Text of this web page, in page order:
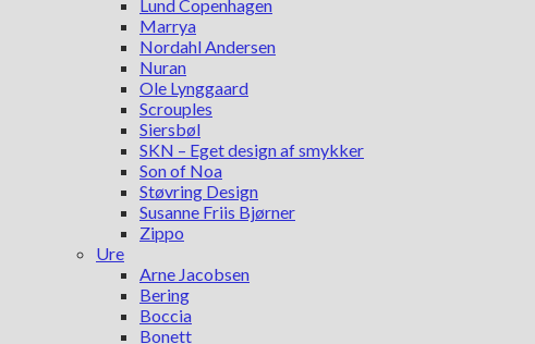
Lund Copenhagen
Marrya
Nordahl Andersen
Nuran
Ole Lynggaard
Scrouples
Siersbøl
SKN – Eget design af smykker
Son of Noa
Støvring Design
Susanne Friis Bjørner
Zippo
Ure
Arne Jacobsen
Bering
Boccia
Bonett